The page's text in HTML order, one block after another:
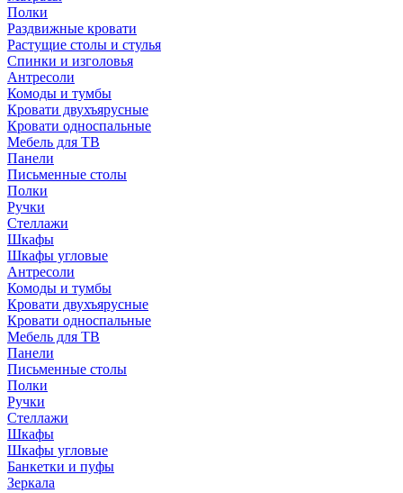
Полки
Раздвижные кровати
Растущие столы и стулья
Спинки и изголовья
Антресоли
Комоды и тумбы
Кровати двухъярусные
Кровати односпальные
Мебель для ТВ
Панели
Письменные столы
Полки
Ручки
Стеллажи
Шкафы
Шкафы угловые
Антресоли
Комоды и тумбы
Кровати двухъярусные
Кровати односпальные
Мебель для ТВ
Панели
Письменные столы
Полки
Ручки
Стеллажи
Шкафы
Шкафы угловые
Банкетки и пуфы
Зеркала